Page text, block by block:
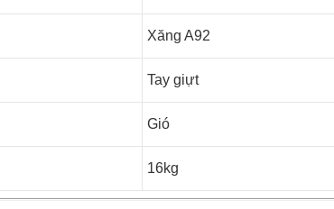
Xăng A92
Tay giựt
Gió
16kg